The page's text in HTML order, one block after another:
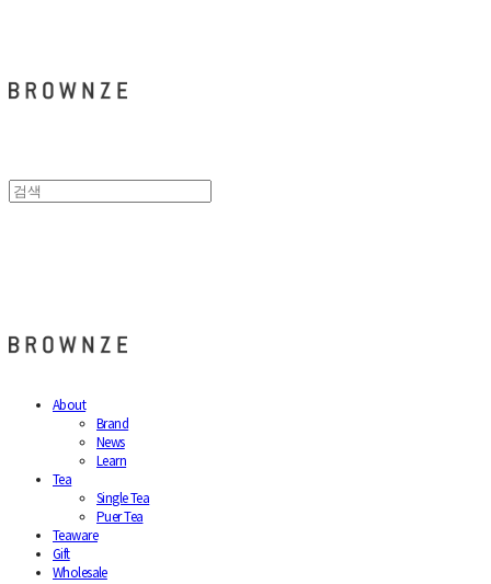
About
Brand
News
Learn
Tea
Single Tea
Puer Tea
Teaware
Gift
Wholesale